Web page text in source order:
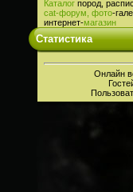
Каталог пород,
cat-форум, фото-
интернет-магазин
Статистика
Онлайн